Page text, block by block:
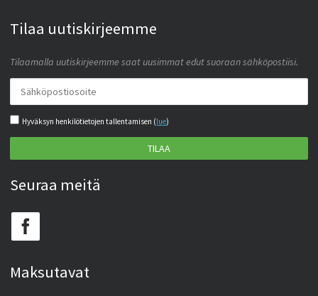
Tilaa uutiskirjeemme
Tilaamalla uutiskirjeemme saat uusimmat edut suoraan sähköpostiisi.
Hyväksyn henkilötietojen tallentamisen (lue)
TILAA
Seuraa meitä
Maksutavat